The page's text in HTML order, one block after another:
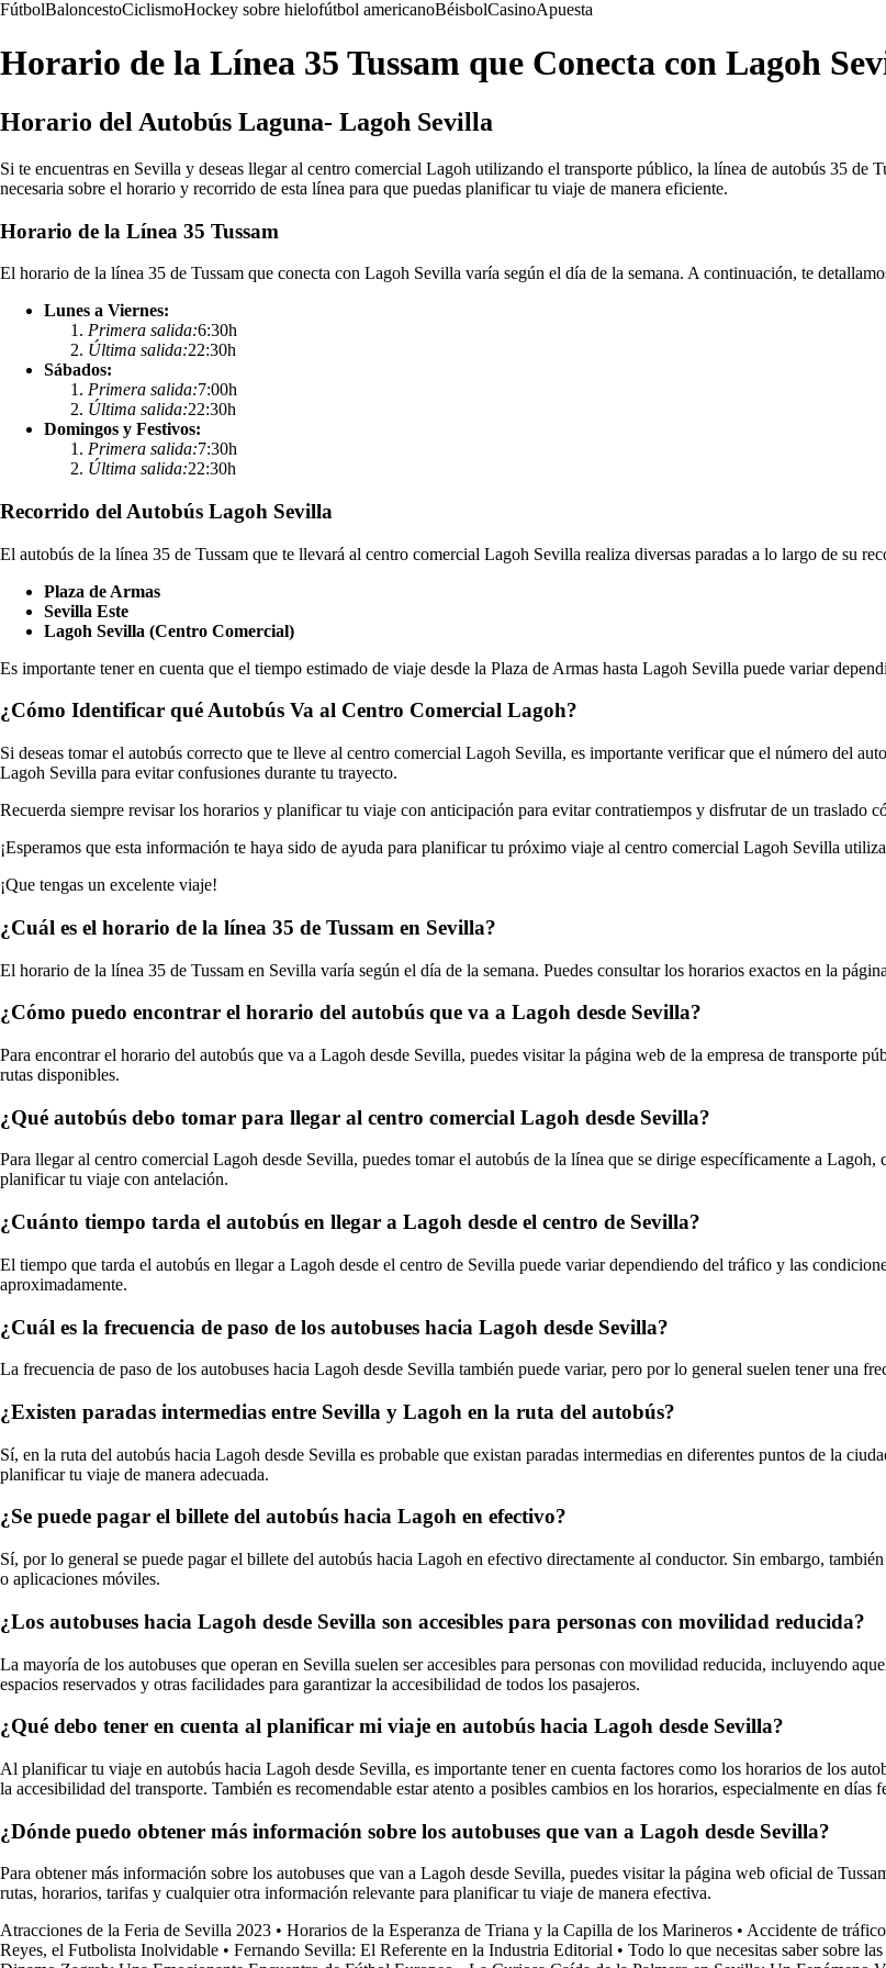
FútbolBaloncestoCiclismoHockey sobre hielofútbol americanoBéisbolCasinoApuesta
Horario de la Línea 35 Tussam que Conecta con Lagoh
Horario del Autobús Laguna- Lagoh Sevilla
Si te encuentras en Sevilla y deseas llegar al centro comercial Lagoh utilizando el transporte público, la línea de autobús 35 de
necesaria sobre el horario y recorrido de esta línea para que puedas planificar tu viaje de manera eficiente.
Horario de la Línea 35 Tussam
El horario de la línea 35 de Tussam que conecta con Lagoh Sevilla varía según el día de la semana. A continuación, te
Lunes a Viernes:
Primera salida:6:30h
Última salida:22:30h
Sábados:
Primera salida:7:00h
Última salida:22:30h
Domingos y Festivos:
Primera salida:7:30h
Última salida:22:30h
Recorrido del Autobús Lagoh Sevilla
El autobús de la línea 35 de Tussam que te llevará al centro comercial Lagoh Sevilla realiza diversas paradas a lo largo de su
Plaza de Armas
Sevilla Este
Lagoh Sevilla (Centro Comercial)
Es importante tener en cuenta que el tiempo estimado de viaje desde la Plaza de Armas hasta Lagoh Sevilla puede variar
¿Cómo Identificar qué Autobús Va al Centro Comercial Lagoh?
Si deseas tomar el autobús correcto que te lleve al centro comercial Lagoh Sevilla, es importante verificar que el número del
Lagoh Sevilla para evitar confusiones durante tu trayecto.
Recuerda siempre revisar los horarios y planificar tu viaje con anticipación para evitar contratiempos y disfrutar de un traslado
¡Esperamos que esta información te haya sido de ayuda para planificar tu próximo viaje al centro comercial Lagoh Sevilla
¡Que tengas un excelente viaje!
¿Cuál es el horario de la línea 35 de Tussam en Sevilla?
El horario de la línea 35 de Tussam en Sevilla varía según el día de la semana. Puedes consultar los horarios exactos en la
¿Cómo puedo encontrar el horario del autobús que va a Lagoh desde Sevilla?
Para encontrar el horario del autobús que va a Lagoh desde Sevilla, puedes visitar la página web de la empresa de transporte
rutas disponibles.
¿Qué autobús debo tomar para llegar al centro comercial Lagoh desde Sevilla?
Para llegar al centro comercial Lagoh desde Sevilla, puedes tomar el autobús de la línea que se dirige específicamente a
planificar tu viaje con antelación.
¿Cuánto tiempo tarda el autobús en llegar a Lagoh desde el centro de Sevilla?
El tiempo que tarda el autobús en llegar a Lagoh desde el centro de Sevilla puede variar dependiendo del tráfico y las
aproximadamente.
¿Cuál es la frecuencia de paso de los autobuses hacia Lagoh desde Sevilla?
La frecuencia de paso de los autobuses hacia Lagoh desde Sevilla también puede variar, pero por lo general suelen tener una
¿Existen paradas intermedias entre Sevilla y Lagoh en la ruta del autobús?
Sí, en la ruta del autobús hacia Lagoh desde Sevilla es probable que existan paradas intermedias en diferentes puntos de la
planificar tu viaje de manera adecuada.
¿Se puede pagar el billete del autobús hacia Lagoh en efectivo?
Sí, por lo general se puede pagar el billete del autobús hacia Lagoh en efectivo directamente al conductor. Sin embargo,
o aplicaciones móviles.
¿Los autobuses hacia Lagoh desde Sevilla son accesibles para personas con movilidad reducida?
La mayoría de los autobuses que operan en Sevilla suelen ser accesibles para personas con movilidad reducida, incluyendo
espacios reservados y otras facilidades para garantizar la accesibilidad de todos los pasajeros.
¿Qué debo tener en cuenta al planificar mi viaje en autobús hacia Lagoh desde Sevilla?
Al planificar tu viaje en autobús hacia Lagoh desde Sevilla, es importante tener en cuenta factores como los horarios de los
la accesibilidad del transporte. También es recomendable estar atento a posibles cambios en los horarios, especialmente en días
¿Dónde puedo obtener más información sobre los autobuses que van a Lagoh desde Sevilla?
Para obtener más información sobre los autobuses que van a Lagoh desde Sevilla, puedes visitar la página web oficial de
rutas, horarios, tarifas y cualquier otra información relevante para planificar tu viaje de manera efectiva.
Atracciones de la Feria de Sevilla 2023 • Horarios de la Esperanza de Triana y la Capilla de los Marineros • Accidente de
Reyes, el Futbolista Inolvidable • Fernando Sevilla: El Referente en la Industria Editorial • Todo lo que necesitas saber sobre